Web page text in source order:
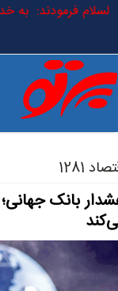
رفتن به محتوای اصلی
علیه السلام
1281
بانک جهانی؛